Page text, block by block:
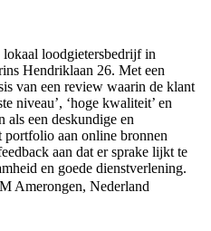
lokaal loodgietersbedrijf in
Hendriklaan 26. Met een
van een review waarin de klant
niveau’, ‘hoge kwaliteit’ en
als een deskundige en
portfolio aan online bronnen
aan dat er sprake lijkt te
en goede dienstverlening.
Amerongen, Nederland